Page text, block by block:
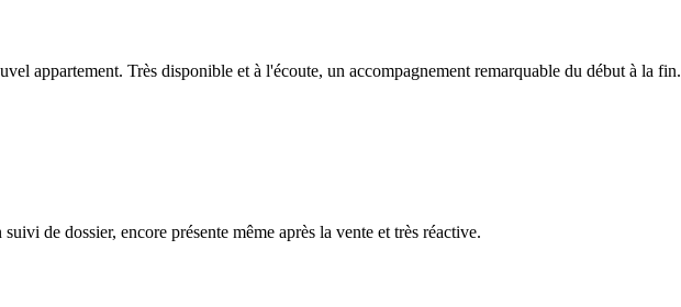
appartement. Très disponible et à l'écoute, un accompagnement remarquable du début à la fin.
de dossier, encore présente même après la vente et très réactive.